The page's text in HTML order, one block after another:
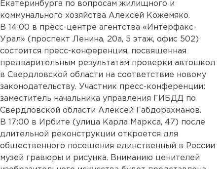
Екатеринбурга по вопросам жилищного и
коммунального хозяйства Алексей Кожемяко.
В 14:00 в пресс-центре агентства «Интерфакс-
Урал» (проспект Ленина, 20а, 5 этаж, офис 502)
состоится пресс-конференция, посвященная
предварительным результатам проверки автошкол
в Свердловской области на соответствие новому
законодательству. Участник пресс-конференции:
заместитель начальника управления ГИБДД по
Свердловской области Алексей Габдорахманов.
В 17:00 в Ирбите (улица Карла Маркса, 47) после
длительной реконструкции откроется для
общественного посещения единственный в России
музей гравюры и рисунка. Вниманию ценителей